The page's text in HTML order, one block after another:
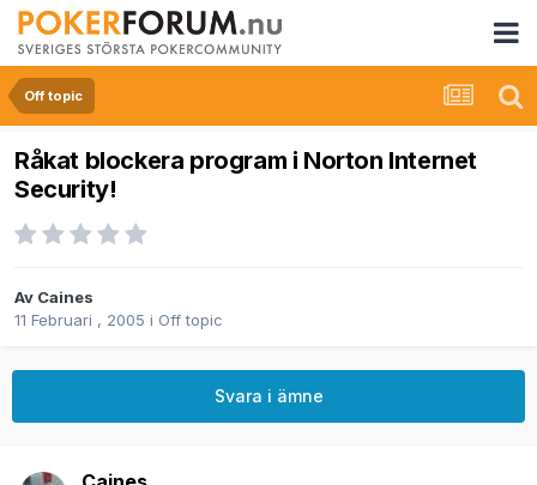
Off topic
Råkat blockera program i Norton Internet
Security!
Av Caines
11 Februari , 2005 i Off topic
Svara i ämne